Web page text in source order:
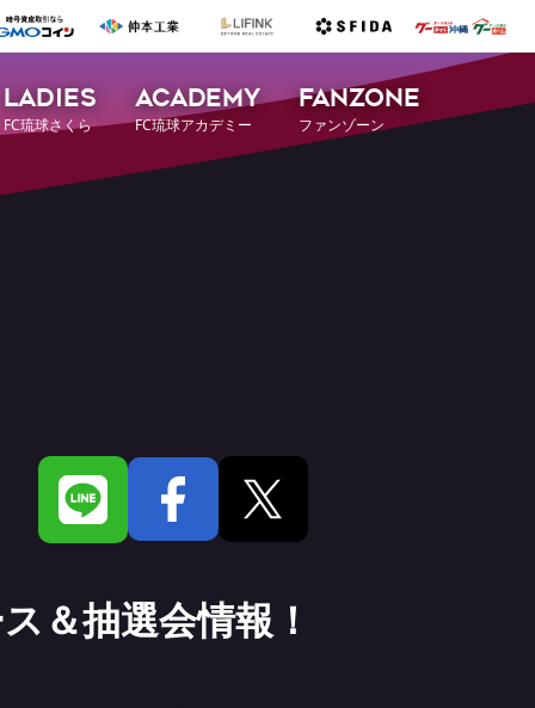
LADIES
FC琉球さくら
ACADEMY
FC琉球アカデミー
FANZONE
ファンゾーン
＆抽選会情報！